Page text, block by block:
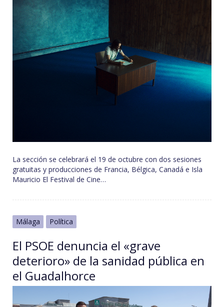
La sección se celebrará el 19 de octubre con dos sesiones
gratuitas y producciones de Francia, Bélgica, Canadá e Isla
Mauricio El Festival de Cine…
Málaga Política
El PSOE denuncia el «grave
deterioro» de la sanidad pública en
el Guadalhorce